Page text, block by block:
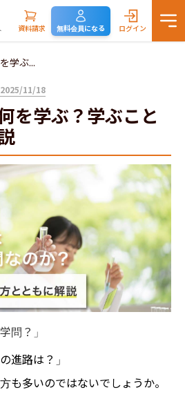
資料請求 無料会員になる ログイン
学ぶ...
11/18
を学ぶ？学ぶこと
問？」
進路は？」
も多いのではないでしょうか。